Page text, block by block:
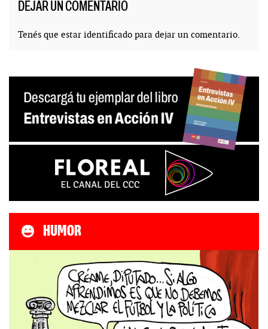
DEJAR UN COMENTARIO
Tenés que estar identificado para dejar un comentario.
HUMOR